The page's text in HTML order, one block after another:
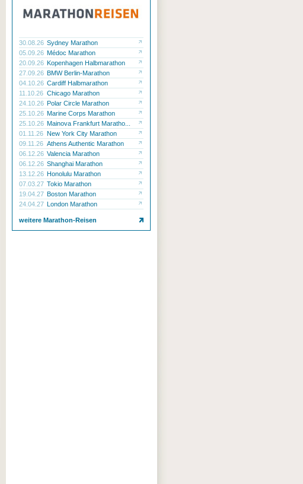
30.08.26 Sydney Marathon
05.09.26 Médoc Marathon
20.09.26 Kopenhagen Halbmarathon
27.09.26 BMW Berlin-Marathon
04.10.26 Cardiff Halbmarathon
11.10.26 Chicago Marathon
24.10.26 Polar Circle Marathon
25.10.26 Marine Corps Marathon
25.10.26 Mainova Frankfurt Maratho...
01.11.26 New York City Marathon
09.11.26 Athens Authentic Marathon
06.12.26 Valencia Marathon
06.12.26 Shanghai Marathon
13.12.26 Honolulu Marathon
07.03.27 Tokio Marathon
19.04.27 Boston Marathon
24.04.27 London Marathon
weitere Marathon-Reisen